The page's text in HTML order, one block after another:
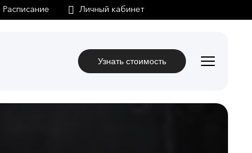
Личный кабинет
Узнать стоимость